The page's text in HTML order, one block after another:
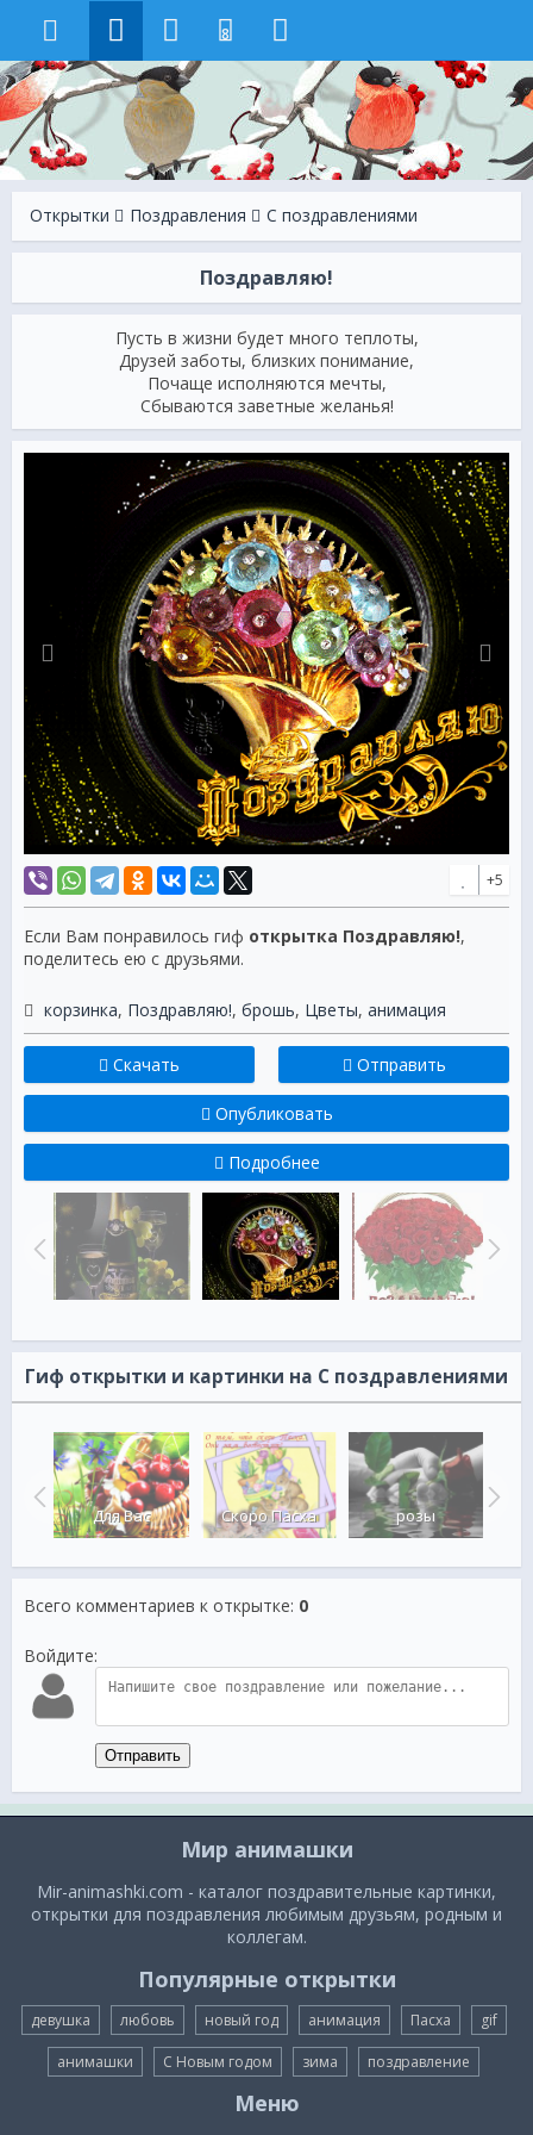
8
Открытки Поздравления С поздравлениями
Поздравляю!
Пусть в жизни будет много теплоты,
Друзей заботы, близких понимание,
Почаще исполняются мечты,
Сбываются заветные желанья!
+5
Если Вам понравилось гиф открытка Поздравляю!,
поделитесь ею с друзьями.
корзинка, Поздравляю!, брошь, Цветы, анимация
Скачать Отправить
Опубликовать
Подробнее
Гиф открытки и картинки на С поздравлениями
Для Вас Скоро Пасха розы
Всего комментариев к открытке: 0
Войдите:
Отправить
Мир анимашки
Mir-animashki.com - каталог поздравительные картинки,
открытки для поздравления любимым друзьям, родным и
коллегам.
Популярные открытки
девушка любовь новый год анимация Пасха gif
анимашки С Новым годом зима поздравление
Меню